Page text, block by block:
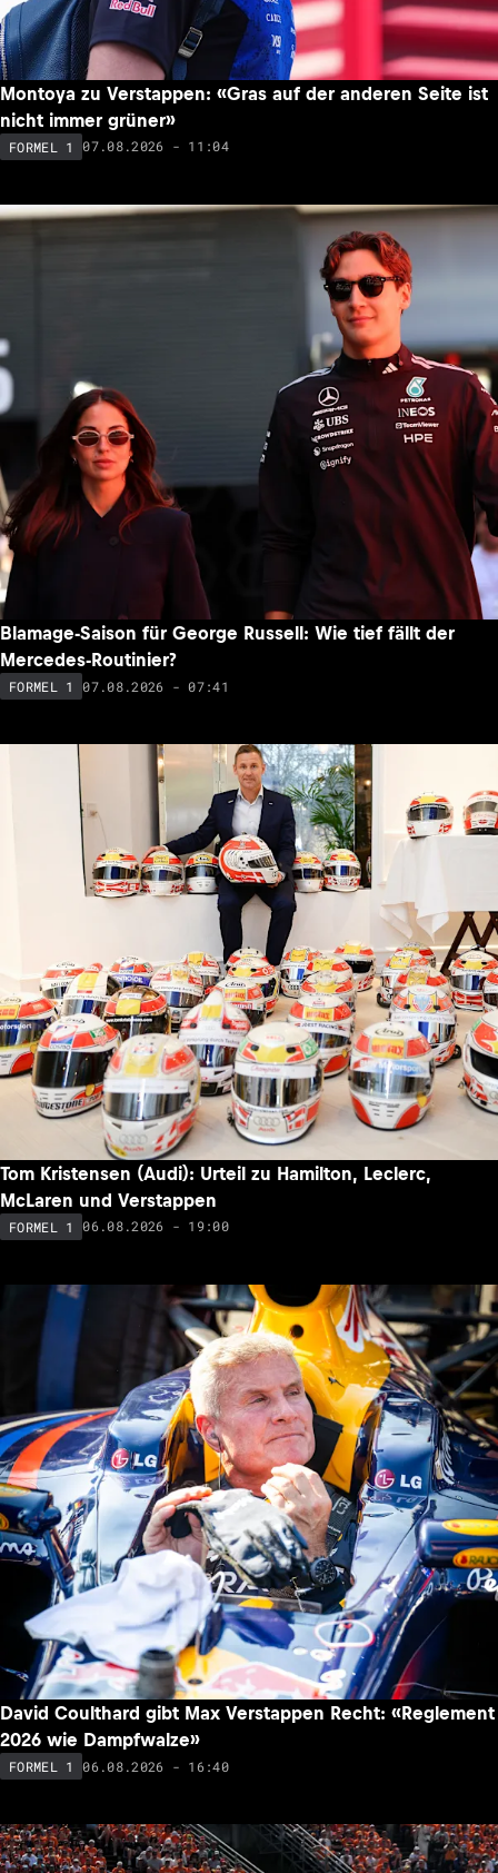
Montoya zu Verstappen: «Gras auf der anderen Seite ist
nicht immer grüner»
FORMEL 1 07.08.2026 - 11:04
Blamage-Saison für George Russell: Wie tief fällt der
Mercedes-Routinier?
FORMEL 1 07.08.2026 - 07:41
Tom Kristensen (Audi): Urteil zu Hamilton, Leclerc,
McLaren und Verstappen
FORMEL 1 06.08.2026 - 19:00
David Coulthard gibt Max Verstappen Recht: «Reglement
2026 wie Dampfwalze»
FORMEL 1 06.08.2026 - 16:40